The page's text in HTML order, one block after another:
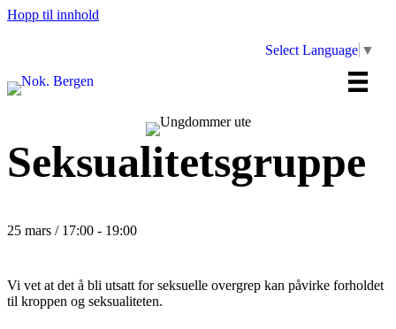
Hopp til innhold
Select Language ▼
Seksualitetsgruppe
25 mars / 17:00 - 19:00
Vi vet at det å bli utsatt for seksuelle overgrep kan påvirke forholdet
til kroppen og seksualiteten.